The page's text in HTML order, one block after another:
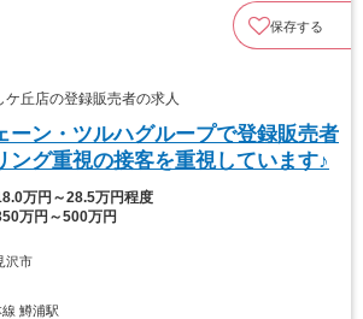
保存する
丘店の登録販売者の求人
ーン・ツルハグループで登録販売者
ング重視の接客を重視しています♪
万円～28.5万円程度
万円～500万円
沢市
線 鱒浦駅